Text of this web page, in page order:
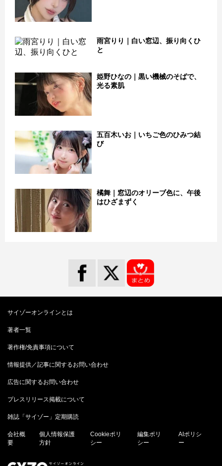
雨宮りり｜白い窓辺、振り向くひ
と
姫野ひなの｜黒い機械のそばで、
光る素肌
五百木いお｜いちご色のひみつ結
び
橘舞｜窓辺のオリーブ色に、午後
はひざまずく
サイゾーオンラインとは
著者一覧
著作権/免責事項について
情報提供／記事に関するお問い合わせ
広告に関するお問い合わせ
プレスリリース掲載について
雑誌「サイゾー」定期購読
会社概
要
個人情報保護
方針
Cookieポリ
シー
編集ポリ
シー
AIポリシ
ー